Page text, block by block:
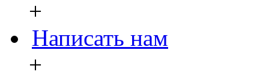
+
Написать нам
+